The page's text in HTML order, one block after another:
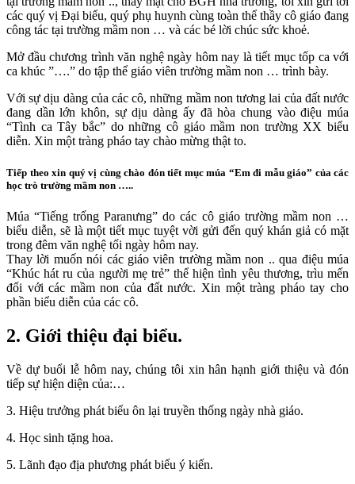
các quý vị Đại biểu, quý phụ huynh cùng toàn thể thầy cô giáo đang
công tác tại trường mầm non … và các bé lời chúc sức khoẻ.
Mở đầu chương trình văn nghệ ngày hôm nay là tiết mục tốp ca với
ca khúc ”….” do tập thể giáo viên trường mầm non … trình bày.
Với sự dịu dàng của các cô, những mầm non tương lai của đất nước
đang dần lớn khôn, sự dịu dàng ấy đã hòa chung vào điệu múa
“Tình ca Tây bắc” do những cô giáo mầm non trường XX biểu
diễn. Xin một tràng pháo tay chào mừng thật to.
Tiếp theo xin quý vị cùng chào đón tiết mục múa “Em đi mẫu giáo” của các
học trò trường mầm non …..
Múa “Tiếng trống Paranưng” do các cô giáo trường mầm non …
biểu diễn, sẽ là một tiết mục tuyệt vời gửi đến quý khán giả có mặt
trong đêm văn nghệ tối ngày hôm nay.
Thay lời muốn nói các giáo viên trường mầm non .. qua điệu múa
“Khúc hát ru của người mẹ trẻ” thể hiện tình yêu thương, trìu mến
đối với các mầm non của đất nước. Xin một tràng pháo tay cho
phần biểu diễn của các cô.
2. Giới thiệu đại biểu.
Về dự buổi lễ hôm nay, chúng tôi xin hân hạnh giới thiệu và đón
tiếp sự hiện diện của:…
3. Hiệu trưởng phát biểu ôn lại truyền thống ngày nhà giáo.
4. Học sinh tặng hoa.
5. Lãnh đạo địa phương phát biểu ý kiến.